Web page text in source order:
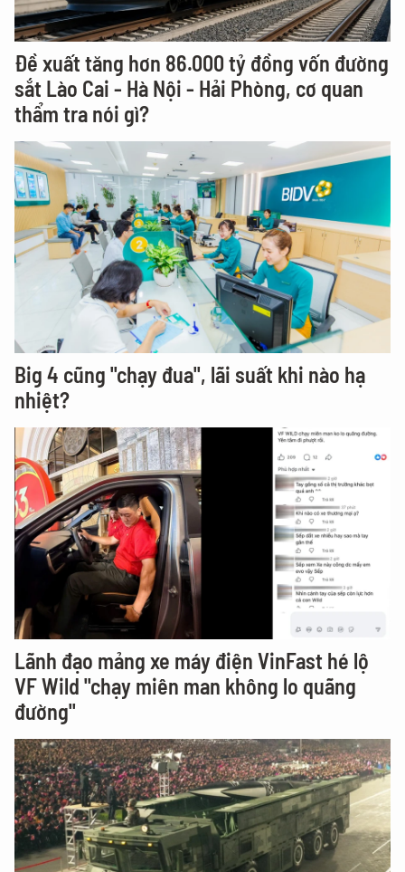
Đề xuất tăng hơn 86.000 tỷ đồng vốn đường
sắt Lào Cai - Hà Nội - Hải Phòng, cơ quan
thẩm tra nói gì?
Big 4 cũng "chạy đua", lãi suất khi nào hạ
nhiệt?
Lãnh đạo mảng xe máy điện VinFast hé lộ
VF Wild "chạy miên man không lo quãng
đường"